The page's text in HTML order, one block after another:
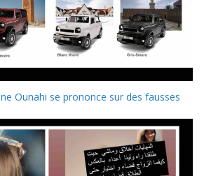
Ounahi se prononce sur des fausses